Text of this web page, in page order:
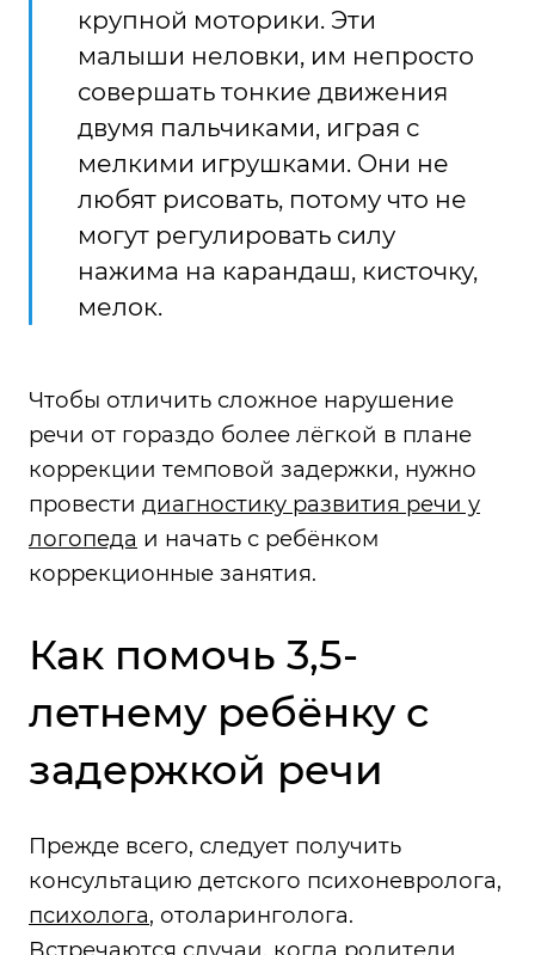
крупной моторики. Эти
малыши неловки, им непросто
совершать тонкие движения
двумя пальчиками, играя с
мелкими игрушками. Они не
любят рисовать, потому что не
могут регулировать силу
нажима на карандаш, кисточку,
мелок.
Чтобы отличить сложное нарушение
речи от гораздо более лёгкой в плане
коррекции темповой задержки, нужно
провести диагностику развития речи у
логопеда и начать с ребёнком
коррекционные занятия.
Как помочь 3,5-
летнему ребёнку с
задержкой речи
Прежде всего, следует получить
консультацию детского психоневролога,
психолога, отоларинголога.
Встречаются случаи, когда родители